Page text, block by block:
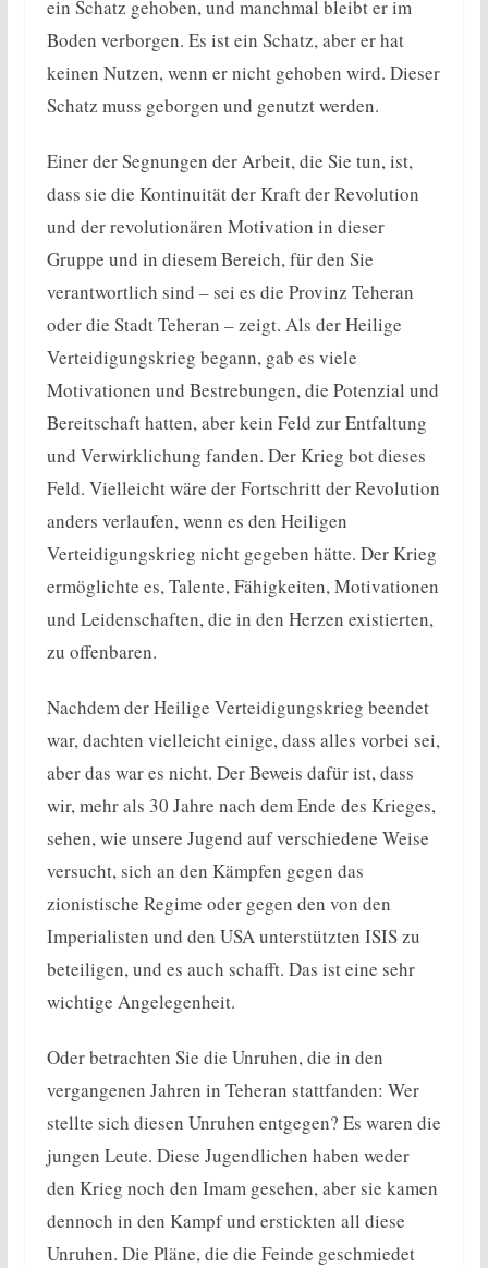
ein Schatz gehoben, und manchmal bleibt er im
Boden verborgen. Es ist ein Schatz, aber er hat
keinen Nutzen, wenn er nicht gehoben wird. Dieser
Schatz muss geborgen und genutzt werden.
Einer der Segnungen der Arbeit, die Sie tun, ist,
dass sie die Kontinuität der Kraft der Revolution
und der revolutionären Motivation in dieser
Gruppe und in diesem Bereich, für den Sie
verantwortlich sind – sei es die Provinz Teheran
oder die Stadt Teheran – zeigt. Als der Heilige
Verteidigungskrieg begann, gab es viele
Motivationen und Bestrebungen, die Potenzial und
Bereitschaft hatten, aber kein Feld zur Entfaltung
und Verwirklichung fanden. Der Krieg bot dieses
Feld. Vielleicht wäre der Fortschritt der Revolution
anders verlaufen, wenn es den Heiligen
Verteidigungskrieg nicht gegeben hätte. Der Krieg
ermöglichte es, Talente, Fähigkeiten, Motivationen
und Leidenschaften, die in den Herzen existierten,
zu offenbaren.
Nachdem der Heilige Verteidigungskrieg beendet
war, dachten vielleicht einige, dass alles vorbei sei,
aber das war es nicht. Der Beweis dafür ist, dass
wir, mehr als 30 Jahre nach dem Ende des Krieges,
sehen, wie unsere Jugend auf verschiedene Weise
versucht, sich an den Kämpfen gegen das
zionistische Regime oder gegen den von den
Imperialisten und den USA unterstützten ISIS zu
beteiligen, und es auch schafft. Das ist eine sehr
wichtige Angelegenheit.
Oder betrachten Sie die Unruhen, die in den
vergangenen Jahren in Teheran stattfanden: Wer
stellte sich diesen Unruhen entgegen? Es waren die
jungen Leute. Diese Jugendlichen haben weder
den Krieg noch den Imam gesehen, aber sie kamen
dennoch in den Kampf und erstickten all diese
Unruhen. Die Pläne, die die Feinde geschmiedet